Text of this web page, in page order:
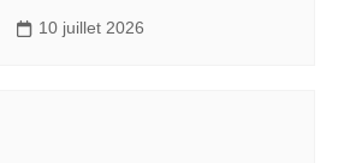
10 juillet 2026